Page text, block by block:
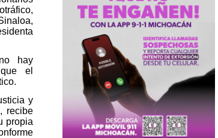
hay
el
y
recibe
propia